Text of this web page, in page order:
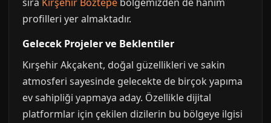
profilleri yer almaktadır.
Gelecek Projeler ve Beklentiler
Kırşehir Akçakent, doğal güzellikleri ve sakin
atmosferi sayesinde gelecekte de birçok yapıma
ev sahipliği yapmaya aday. Özellikle dijital
platformlar için çekilen dizilerin bu bölgeye ilgisi